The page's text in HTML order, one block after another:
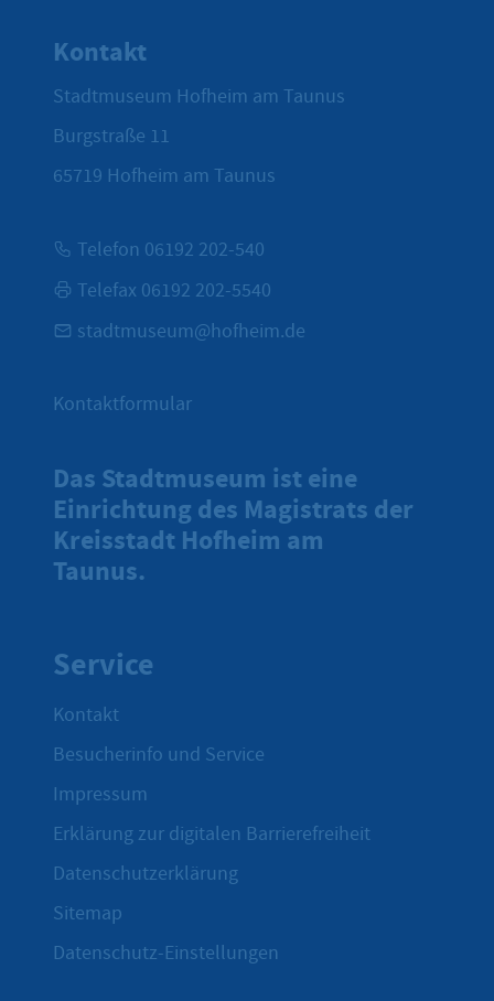
Kontakt
Stadtmuseum Hofheim am Taunus
Burgstraße 11
65719 Hofheim am Taunus
Telefon 06192 202-540
Telefax 06192 202-5540
stadtmuseum@hofheim.de
Kontaktformular
Das Stadtmuseum ist eine
Einrichtung des Magistrats der
Kreisstadt Hofheim am
Taunus.
Service
Kontakt
Besucherinfo und Service
Impressum
Erklärung zur digitalen Barrierefreiheit
Datenschutzerklärung
Sitemap
Datenschutz-Einstellungen